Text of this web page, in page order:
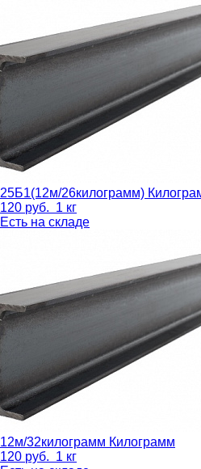
25Б1(12м/26килограмм)
120 руб. 1 кг
Есть на складе
12м/32килограмм Килограмм
120 руб. 1 кг